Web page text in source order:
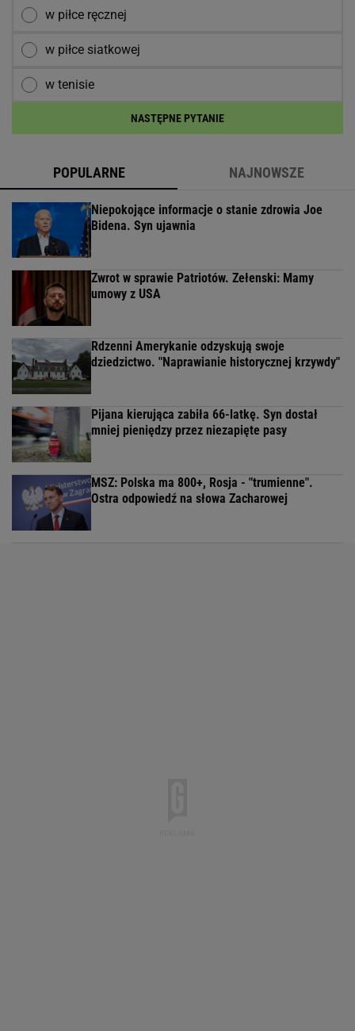
w piłce ręcznej
w piłce siatkowej
w tenisie
NASTĘPNE PYTANIE
POPULARNE NAJNOWSZE
Niepokojące informacje o stanie zdrowia Joe
Bidena. Syn ujawnia
Zwrot w sprawie Patriotów. Zełenski: Mamy
umowy z USA
Rdzenni Amerykanie odzyskują swoje
dziedzictwo. "Naprawianie historycznej krzywdy"
Pijana kierująca zabiła 66-latkę. Syn dostał
mniej pieniędzy przez niezapięte pasy
MSZ: Polska ma 800+, Rosja - "trumienne".
Ostra odpowiedź na słowa Zacharowej